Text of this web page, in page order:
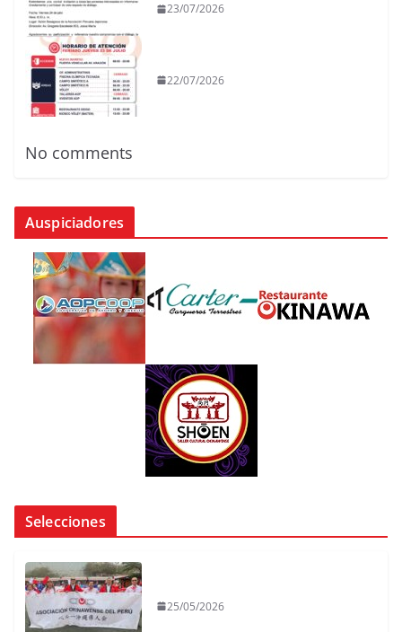
23/07/2026
22/07/2026
No comments
Auspiciadores
Selecciones
25/05/2026